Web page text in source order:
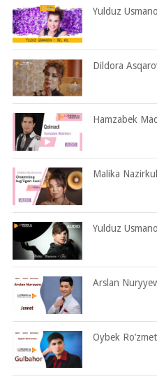
Yulduz
Dildora
Hamzabek
Malika
Yulduz
Arslan
Oybek